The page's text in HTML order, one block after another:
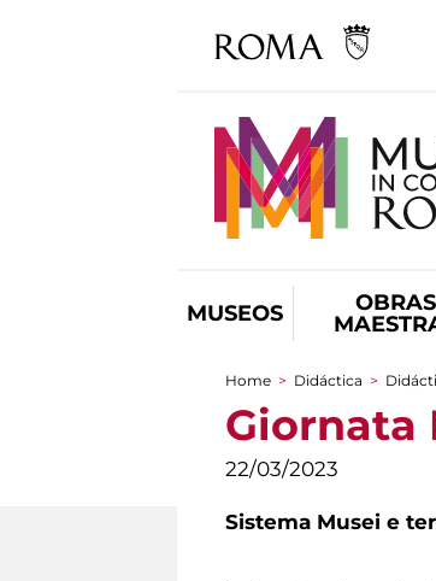
MUSEOS
OBRAS
You are here
Home > Didáctica >
Giornata
22/03/2023
Sistema Musei e